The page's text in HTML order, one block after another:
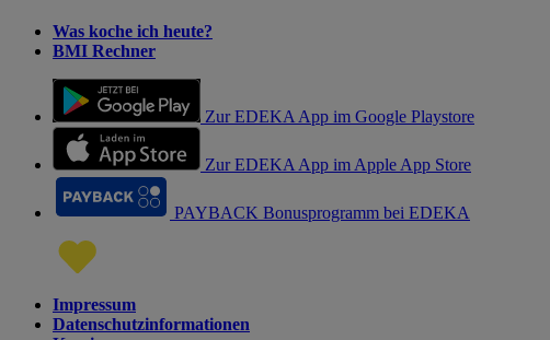
Was koche ich heute?
BMI Rechner
Zur EDEKA App im Google Playstore
Zur EDEKA App im Apple App Store
PAYBACK Bonusprogramm bei EDEKA
Impressum
Datenschutzinformationen